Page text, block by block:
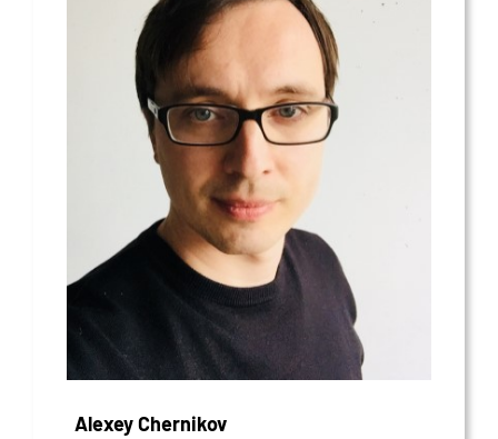
Alexey Chernikov